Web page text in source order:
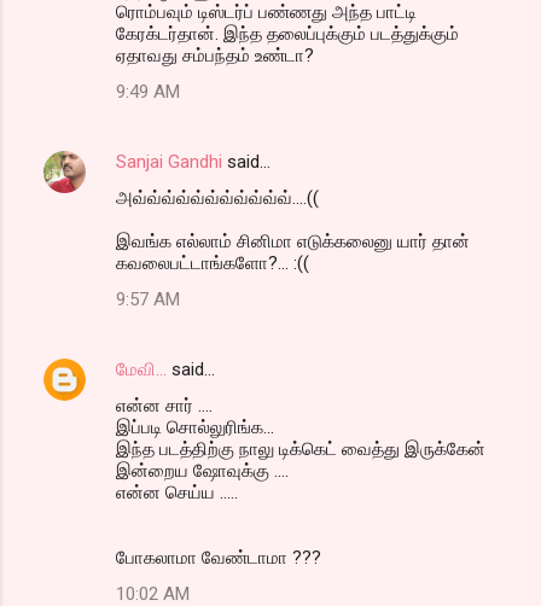
ரொம்பவும் டிஸ்டர்ப் பண்ணது அந்த பாட்டி
கேரக்டர்தான். இந்த தலைப்புக்கும் படத்துக்கும்
ஏதாவது சம்பந்தம் உண்டா?
9:49 AM
Sanjai Gandhi said…
அவ்வ்வ்வ்வ்வ்வ்வ்வ்வ்வ்....((
இவங்க எல்லாம் சினிமா எடுக்கலைனு யார் தான்
கவலைபட்டாங்களோ?... :((
9:57 AM
மேவி...
said…
என்ன சார் ....
இப்படி சொல்லுரிங்க...
இந்த படத்திற்கு நாலு டிக்கெட் வைத்து இருக்கேன்
இன்றைய ஷோவுக்கு ....
என்ன செய்ய .....
போகலாமா வேண்டாமா ???
10:02 AM